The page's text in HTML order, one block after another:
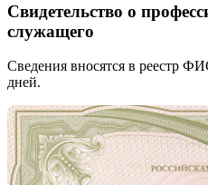
Свидетельство о
служащего
Сведения вносятся в реестр
дней.